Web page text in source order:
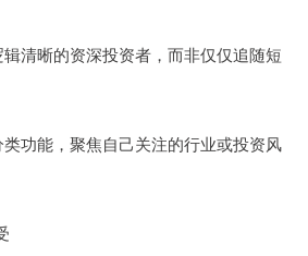
清晰的资深投资者，而非仅仅追随短
功能，聚焦自己关注的行业或投资风